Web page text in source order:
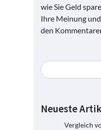
wie Sie Geld
Ihre Meinung
den
Neueste
Vergleich